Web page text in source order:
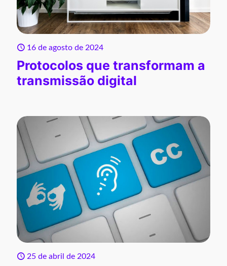
16 de agosto de 2024
Protocolos que transformam a
transmissão digital
25 de abril de 2024